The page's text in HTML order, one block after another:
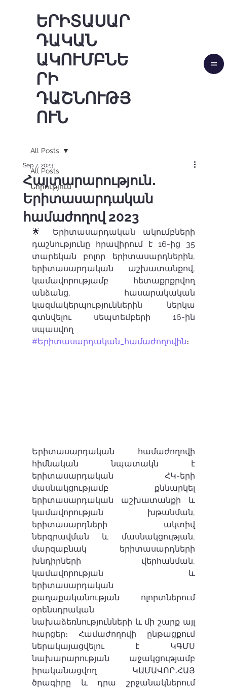
ԵՐԻՏԱՍԱՐ
ԴԱԿԱՆ
ԱԿՈՒՄԲՆԵ
ՐԻ
ԴԱՇՆՈՒԹՅ
ՈՒՆ
All Posts
Նորություն
All Posts
Հայտարարություն․
Երիտասարդական
համաժողով 2023
Sep 7, 2023
🌟 Երիտասարդական ակումբների
դաշնությունը հրավիրում է 16-ից 35
տարեկան բոլոր երիտասարդներին,
երիտասարդական աշխատանքով,
կամավորությամբ հետաքրքրվող
անձանց, հասարակական
կազմակերպություններին ներկա
գտնվելու սեպտեմբերի 16-ին
#Երիտասարդական_համաժողովին։
Երիտասարդական համաժողովի
հիմնական նպատակն է
երիտասարդական ՀԿ-երի
մասնակցությամբ քննարկել
երիտասարդական աշխատանքի և
կամավորության խթանման,
երիտասարդների ակտիվ
ներգրավման և մասնակցության,
մարզաբնակ երիտասարդների
խնդիրների վերհանման,
կամավորության և
երիտասարդական
քաղաքականության ոլորտներում
օրենսդրական
նախաձեռնությունների և մի շարք այլ
հարցեր։ Համաժողովի ընթացքում
ներակայացվելու է ԿԳՄՍ
նախարարության աջակցությամբ
իրականացվող ԿԱՄԱՎՈՐ․ՀԱՅ
ծրագիրը և դրա շրջանակներում